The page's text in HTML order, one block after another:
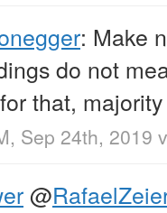
: Make
do not
that,
Sep 24th, 2019
@